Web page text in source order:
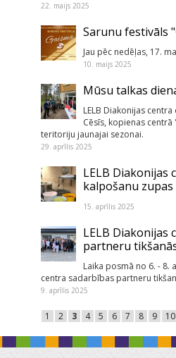
22. maijs 2025
Sarunu festivāls
Jau pēc nedēļas, 17.
10. maijs 2025
Mūsu talkas
LELB Diakonijas
Cēsīs, kopienas
teritoriju jaunajai sezonai.
29. aprīlis 2025
LELB Diakonijas
kalpošanu
15. aprīlis 2025
LELB Diakonijas
partneru
Laika posmā no 6. - 8.
centra sadarbības partneru
9. aprīlis 2025
1 2 3 4 5 6 7 8 9 10